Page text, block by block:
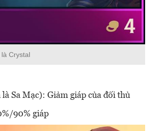
Crystal
Sa Mạc): Giảm giáp của đối thủ
90% giáp